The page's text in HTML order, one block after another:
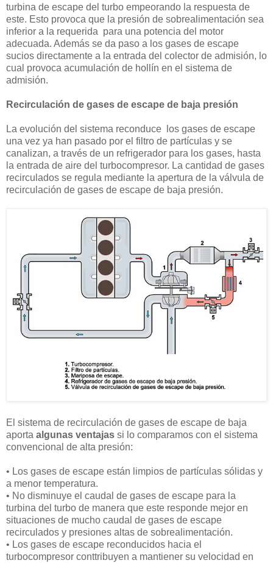
turbina de escape del turbo empeorando la respuesta de
este. Esto provoca que la presión de sobrealimentación sea
inferior a la requerida para una potencia del motor
adecuada. Además se da paso a los gases de escape
sucios directamente a la entrada del colector de admisión, lo
cual provoca acumulación de hollín en el sistema de
admisión.
Recirculación de gases de escape de baja presión
La evolución del sistema reconduce los gases de escape
una vez ya han pasado por el filtro de partículas y se
canalizan, a través de un refrigerador para los gases, hasta
la entrada de aire del turbocompresor. La cantidad de gases
recirculados se regula mediante la apertura de la válvula de
recirculación de gases de escape de baja presión.
El sistema de recirculación de gases de escape de baja
aporta algunas ventajas si lo comparamos con el sistema
convencional de alta presión:
• Los gases de escape están limpios de partículas sólidas y
a menor temperatura.
• No disminuye el caudal de gases de escape para la
turbina del turbo de manera que este responde mejor en
situaciones de mucho caudal de gases de escape
recirculados y presiones altas de sobrealimentación.
• Los gases de escape reconducidos hacia el
turbocompresor conttribuyen a mantiener su velocidad en